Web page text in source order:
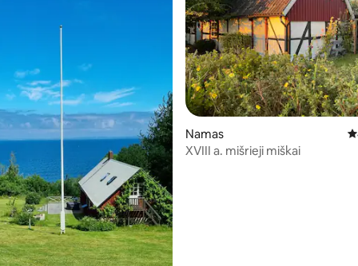
iš 5, atsiliepimų: 57 Namas
XVIII a. mišrieji miškai